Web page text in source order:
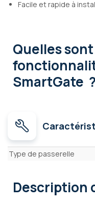
Facile et rapide à
Quelles
SmartGate ?
Caractéristiques
Type de passerelle
Description